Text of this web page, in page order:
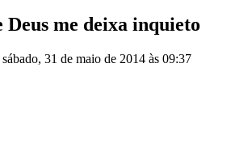
Deus me deixa inquieto
sábado, 31 de maio de 2014 às 09:37